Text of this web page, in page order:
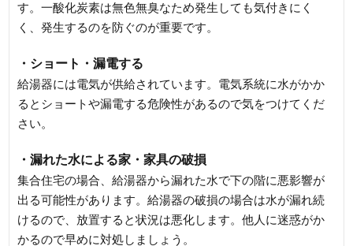
す。一酸化炭素は無色無臭なため発生しても気付きにく
く、発生するのを防ぐのが重要です。
・ショート・漏電する
給湯器には電気が供給されています。電気系統に水がかか
るとショートや漏電する危険性があるので気をつけてくだ
さい。
・漏れた水による家・家具の破損
集合住宅の場合、給湯器から漏れた水で下の階に悪影響が
出る可能性があります。給湯器の破損の場合は水が漏れ続
けるので、放置すると状況は悪化します。他人に迷惑がか
かるので早めに対処しましょう。